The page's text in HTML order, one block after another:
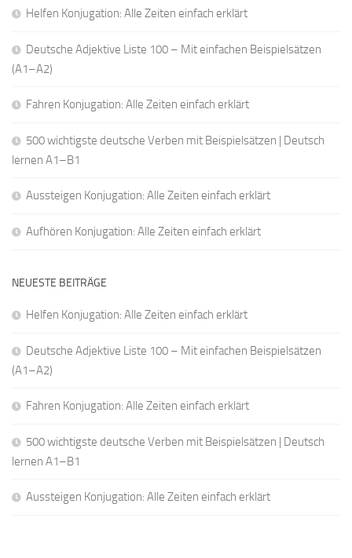
Helfen Konjugation: Alle Zeiten einfach erklärt
Deutsche Adjektive Liste 100 – Mit einfachen Beispielsätzen
(A1–A2)
Fahren Konjugation: Alle Zeiten einfach erklärt
500 wichtigste deutsche Verben mit Beispielsätzen | Deutsch
lernen A1–B1
Aussteigen Konjugation: Alle Zeiten einfach erklärt
Aufhören Konjugation: Alle Zeiten einfach erklärt
NEUESTE BEITRÄGE
Helfen Konjugation: Alle Zeiten einfach erklärt
Deutsche Adjektive Liste 100 – Mit einfachen Beispielsätzen
(A1–A2)
Fahren Konjugation: Alle Zeiten einfach erklärt
500 wichtigste deutsche Verben mit Beispielsätzen | Deutsch
lernen A1–B1
Aussteigen Konjugation: Alle Zeiten einfach erklärt